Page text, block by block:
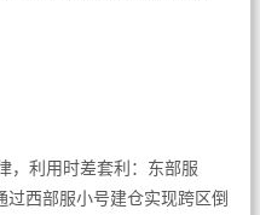
，利用时差套利：东部服
西部服小号建仓实现跨区倒